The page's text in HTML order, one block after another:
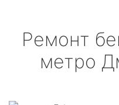
Ремонт
метро